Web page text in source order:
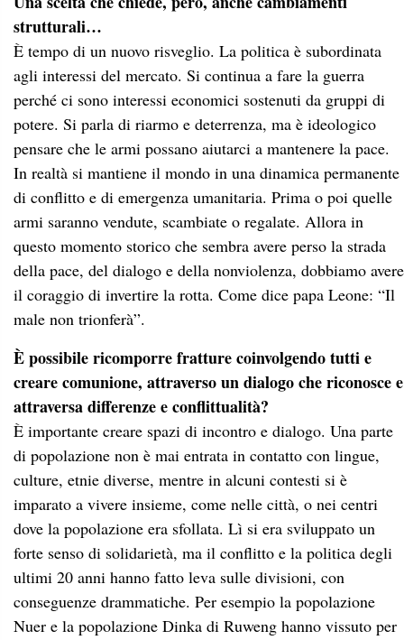
strutturali…
È tempo di un nuovo risveglio. La politica è subordinata
agli interessi del mercato. Si continua a fare la guerra
perché ci sono interessi economici sostenuti da gruppi di
potere. Si parla di riarmo e deterrenza, ma è ideologico
pensare che le armi possano aiutarci a mantenere la pace.
In realtà si mantiene il mondo in una dinamica permanente
di conflitto e di emergenza umanitaria. Prima o poi quelle
armi saranno vendute, scambiate o regalate. Allora in
questo momento storico che sembra avere perso la strada
della pace, del dialogo e della nonviolenza, dobbiamo avere
il coraggio di invertire la rotta. Come dice papa Leone: “Il
male non trionferà”.
È possibile ricomporre fratture coinvolgendo tutti e
creare comunione, attraverso un dialogo che riconosce e
attraversa differenze e conflittualità?
È importante creare spazi di incontro e dialogo. Una parte
di popolazione non è mai entrata in contatto con lingue,
culture, etnie diverse, mentre in alcuni contesti si è
imparato a vivere insieme, come nelle città, o nei centri
dove la popolazione era sfollata. Lì si era sviluppato un
forte senso di solidarietà, ma il conflitto e la politica degli
ultimi 20 anni hanno fatto leva sulle divisioni, con
conseguenze drammatiche. Per esempio la popolazione
Nuer e la popolazione Dinka di Ruweng hanno vissuto per